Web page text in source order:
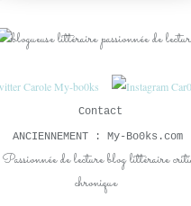
AOÛT 2024
DÉSIGNÉES DÉBUTANTES
ROMANCE HISTORIQUE
ROMANCE
HISTORIQUE
AVENTURES ET PASSIONS
Contact
ANCIENNEMENT : My-Bo0ks.com